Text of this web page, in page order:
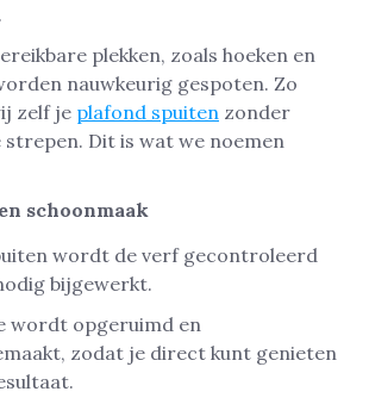
plekken, zoals hoeken en
nauwkeurig gespoten. Zo
zelf je plafond spuiten zonder
Dit is wat we noemen
schoonmaak
wordt de verf gecontroleerd
bijgewerkt.
wordt opgeruimd en
zodat je direct kunt genieten